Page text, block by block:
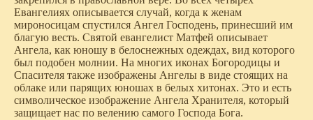
Евангелиях описывается случай, когда к женам
мироносицам спустился Ангел Господень, принесший им
благую весть. Святой евангелист Матфей описывает
Ангела, как юношу в белоснежных одеждах, вид которого
был подобен молнии. На многих иконах Богородицы и
Спасителя также изображены Ангелы в виде стоящих на
облаке или парящих юношах в белых хитонах. Это и есть
символическое изображение Ангела Хранителя, который
защищает нас по велению самого Господа Бога.